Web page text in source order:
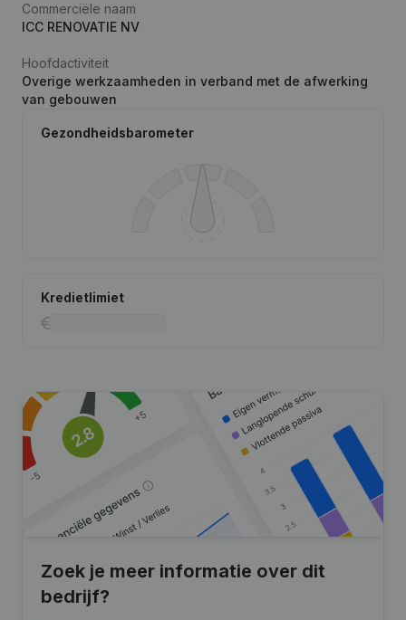
Commerciële naam
ICC RENOVATIE NV
Hoofdactiviteit
Overige werkzaamheden in verband met de afwerking
van gebouwen
Gezondheidsbarometer
Kredietlimiet
Zoek je meer informatie over dit
bedrijf?